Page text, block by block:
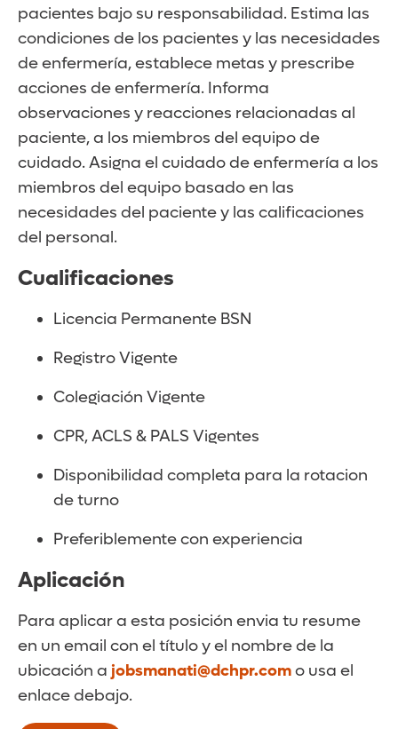
pacientes bajo su responsabilidad. Estima las
condiciones de los pacientes y las necesidades
de enfermería, establece metas y prescribe
acciones de enfermería. Informa
observaciones y reacciones relacionadas al
paciente, a los miembros del equipo de
cuidado. Asigna el cuidado de enfermería a los
miembros del equipo basado en las
necesidades del paciente y las calificaciones
del personal.
Cualificaciones
Licencia Permanente BSN
Registro Vigente
Colegiación Vigente
CPR, ACLS & PALS Vigentes
Disponibilidad completa para la rotacion
de turno
Preferiblemente con experiencia
Aplicación
Para aplicar a esta posición envia tu resume
en un email con el título y el nombre de la
ubicación a jobsmanati@dchpr.como usa el
enlace debajo.